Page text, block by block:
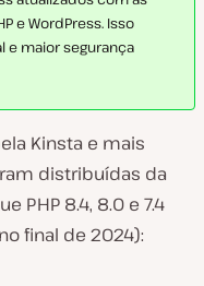
e WordPress. Isso
e maior segurança
Kinsta e mais
distribuídas da
PHP 8.4, 8.0 e 7.4
final de 2024):